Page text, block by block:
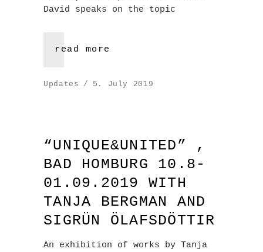
David speaks on the topic
read more
Updates 5. July 2019
“UNIQUE&UNITED” ,
BAD HOMBURG 10.8-
01.09.2019 WITH
TANJA BERGMAN AND
SIGRÜN ÖLAFSDÖTTIR
An exhibition of works by Tanja